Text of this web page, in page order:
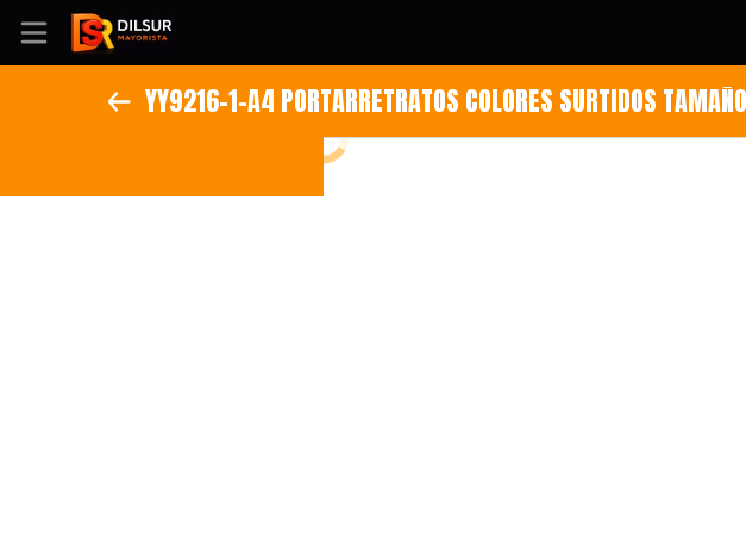
YY9216-1-A4 PORTARRETRATOS COLORES SURTIDOS